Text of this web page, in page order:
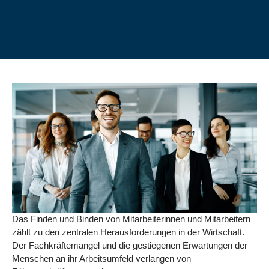
Das Finden und Binden von Mitarbeiterinnen und Mitarbeitern
zählt zu den zentralen Herausforderungen in der Wirtschaft.
Der Fachkräftemangel und die gestiegenen Erwartungen der
Menschen an ihr Arbeitsumfeld verlangen von